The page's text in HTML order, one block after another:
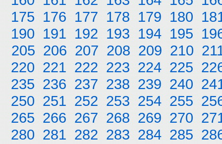
175 176 177 178 179 180
190 191 192 193 194 195
205 206 207 208 209 210
220 221 222 223 224 225
235 236 237 238 239 240
250 251 252 253 254 255
265 266 267 268 269 270
280 281 282 283 284 285